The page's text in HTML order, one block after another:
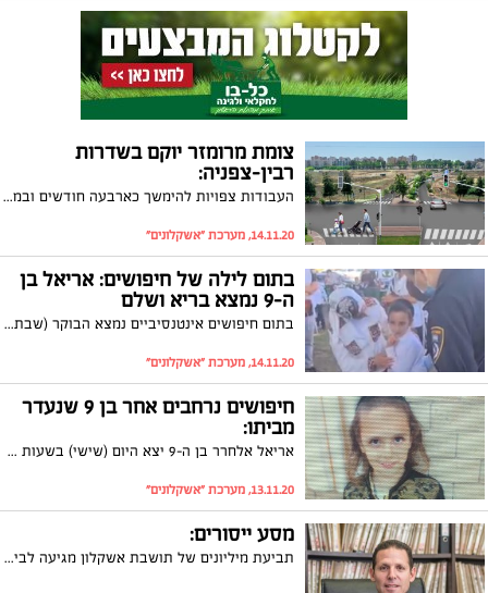
צומת מרומזר יוקם בשדרות
רבין-צפניה:
העבודות צפויות להימשך כארבעה חודשים ובמסגרתן יהיו שיבושי תנועה רבים
14.11.20, מערכת "אשקלונים"
בתום לילה של חיפושים: אריאל בן
ה-9 נמצא בריא ושלם
בתום חיפושים אינטנסיביים נמצא הבוקר (שבת) אריאל אלחרר בן ה-9 שנעדר מאז שעות הצהרים אתמול על ידי השוטרים בבית של השכן. אימו ראתה אותו ופרצה בבכי: "איפה היית ילד שלי?"
14.11.20, מערכת "אשקלונים"
חיפושים נרחבים אחר בן 9 שנעדר
מביתו:
אריאל אלחרר בן ה-9 יצא היום (שישי) בשעות הצהרים מביתו באשקלון ומאז נעלמו עקבותיו. המשטרה פתחה בחיפושים נרחבים ומבקשת את עזרת הציבור במציאותו
13.11.20, מערכת "אשקלונים"
מסע ייסורים:
תביעת מיליונים של תושבת אשקלון מגיעה לביהמ"ש. זאת לאחר ניתוח בקיבה שעשתה בבית החולים "קפלן", והסתבך וגרם לה ל-12 אשפוזים בבית חולים "ברזילי" תוך שנגרמו לה כאבים, הגבלות ונכויות. מי שמייצג את האישה הוא עורך הדין איל כהן